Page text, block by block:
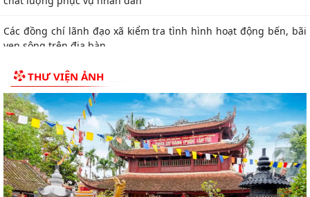
Các đồng chí lãnh đạo xã kiểm tra tình hình hoạt động bến, bãi
ven sông trên địa bàn
Ban Chỉ huy Quân sự xã thăm, tặng quà 5 gia đình người có
công tiêu biểu
Công an xã Thanh Hà đẩy mạnh tuyên truyền, vận động giao
nộp vũ khí, vật liệu nổ, công cụ hỗ trợ
Xã Thanh Hà tiếp nhận và trao quà ủng hộ cho gia đình chính
sách nhân kỉ niệm 79 năm ngày Thương...
THƯ VIỆN ẢNH